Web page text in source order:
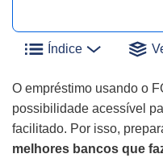
Índice
O empréstimo usando o
possibilidade acessível
facilitado. Por isso,
melhores bancos que